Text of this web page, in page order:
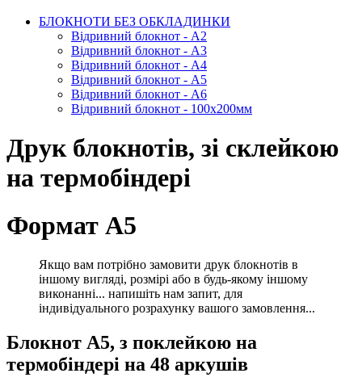
БЛОКНОТИ БЕЗ ОБКЛАДИНКИ
Відривний блокнот - А2
Відривний блокнот - А3
Відривний блокнот - А4
Відривний блокнот - А5
Відривний блокнот - А6
Відривний блокнот - 100х200мм
Друк блокнотів, зі склейкою
на термобіндері
Формат А5
Якщо вам потрібно замовити друк блокнотів в
іншому вигляді, розмірі або в будь-якому іншому
виконанні... напишіть нам запит, для
індивідуального розрахунку вашого замовлення...
Блокнот А5, з поклейкою на
термобіндері на 48 аркушів